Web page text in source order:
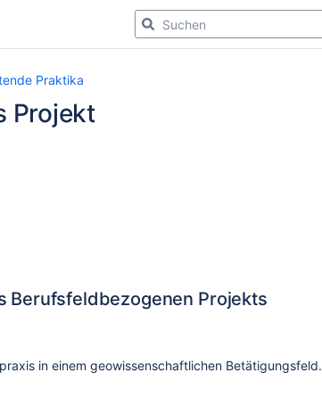
Praktika
Projekt
Projekts
in einem geowissenschaftlichen Betätigungsfeld.